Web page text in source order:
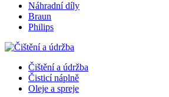
Náhradní díly
Braun
Philips
Čištění a údržba
Čisticí náplně
Oleje a spreje